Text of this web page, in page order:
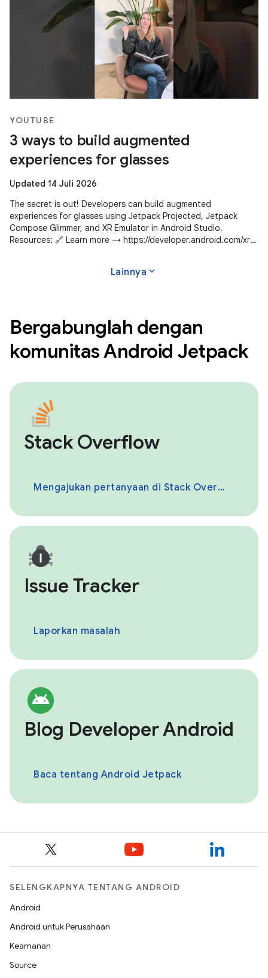
YOUTUBE
3 ways to build augmented
experiences for glasses
Updated 14 Juli 2026
The secret is out! Developers can build augmented
experiences for glasses using Jetpack Projected, Jetpack
Compose Glimmer, and XR Emulator in Android Studio.
Resources: 🔗 Learn more → https://developer.android.com/xr
Lainnya expand_more
Bergabunglah dengan
komunitas Android Jetpack
Stack Overflow
Mengajukan pertanyaan di Stack Overflow
Issue Tracker
Laporkan masalah
Blog Developer Android
Baca tentang Android Jetpack
SELENGKAPNYA TENTANG ANDROID
Android
Android untuk Perusahaan
Keamanan
Source